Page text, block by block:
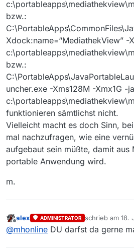
bzw.:
Xdock:name=“MediathekView” -
bzw.:
uncher.exe -Xms128M -Xmx1G -
funktionieren sämtlichst nicht.
Vielleicht macht es doch Sinn,
mal nachzufragen, wie eine
aufgebaut sein müßte, damit aus
portable Anwendung wird.
m.
Offline
alex ADMINISTRATOR schrieb am 18.
zuletzt editiert
@mhonline DU darfst da gerne